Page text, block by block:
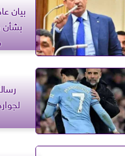
بيان
بشأن